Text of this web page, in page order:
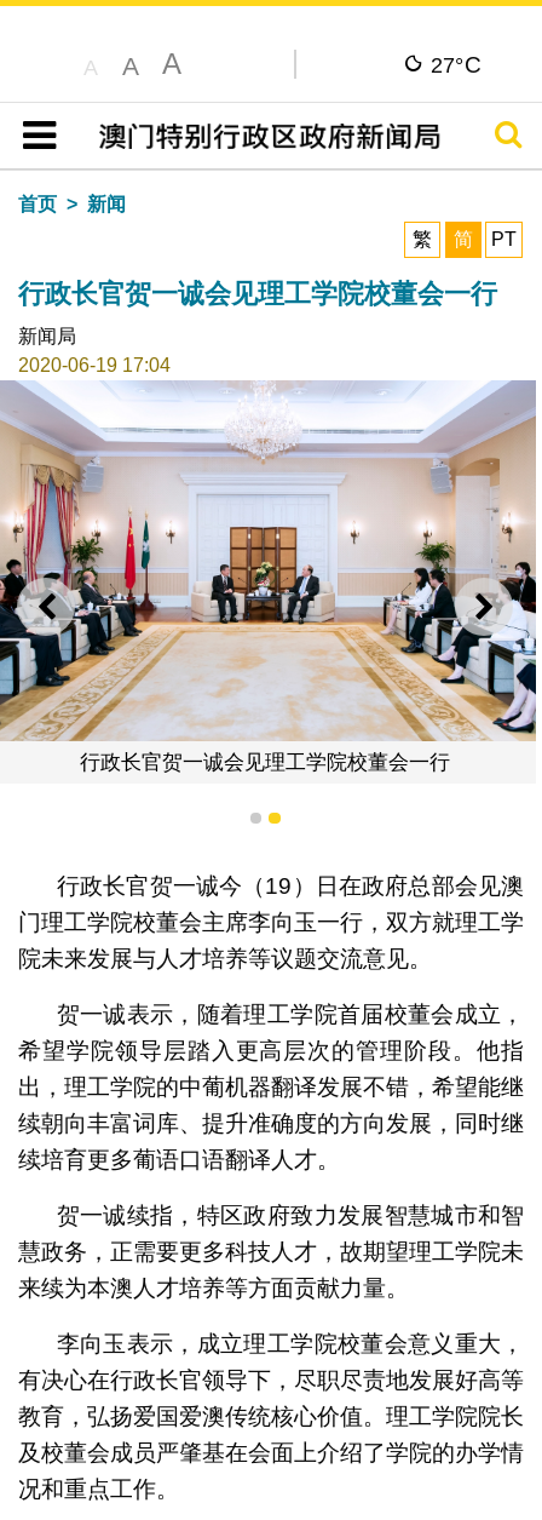
A A A 27°C
目录
搜寻
首页
新闻
繁
简 PT
行政长官贺一诚会见理工学院校董会一行
新闻局
2020-06-19 17:04
上一则 下一
行政长官贺一诚会见理工学院校董会一行
1 2
行政长官贺一诚今（19）日在政府总部会见澳
门理工学院校董会主席李向玉一行，双方就理工学
院未来发展与人才培养等议题交流意见。
贺一诚表示，随着理工学院首届校董会成立，
希望学院领导层踏入更高层次的管理阶段。他指
出，理工学院的中葡机器翻译发展不错，希望能继
续朝向丰富词库、提升准确度的方向发展，同时继
续培育更多葡语口语翻译人才。
贺一诚续指，特区政府致力发展智慧城市和智
慧政务，正需要更多科技人才，故期望理工学院未
来续为本澳人才培养等方面贡献力量。
李向玉表示，成立理工学院校董会意义重大，
有决心在行政长官领导下，尽职尽责地发展好高等
教育，弘扬爱国爱澳传统核心价值。理工学院院长
及校董会成员严肇基在会面上介绍了学院的办学情
况和重点工作。